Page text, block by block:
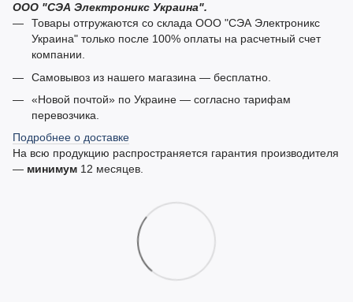
ООО "СЭА Электроникс Украина".
Товары отгружаются со склада ООО "СЭА Электроникс
Украина" только после 100% оплаты на расчетный счет
компании.
Самовывоз из нашего магазина — бесплатно.
«Новой почтой» по Украине — согласно тарифам
перевозчика.
Подробнее о доставке
На всю продукцию распространяется гарантия производителя
— минимум 12 месяцев.